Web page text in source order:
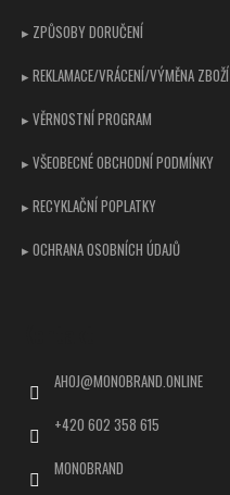
▸ ZPŮSOBY DORUČENÍ
▸ REKLAMACE/VRÁCENÍ/VÝMĚNA ZBOŽÍ
▸ VĚRNOSTNÍ PROGRAM
▸ VŠEOBECNÉ OBCHODNÍ PODMÍNKY
▸ RECYKLAČNÍ POPLATKY
▸ OCHRANA OSOBNÍCH ÚDAJŮ
AHOJ@MONOBRAND.ONLINE
+420 602 358 615
MONOBRAND